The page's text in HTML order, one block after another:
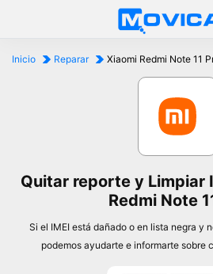
Inicio Reparar Xiaomi Redmi Note 11
Quitar reporte y Limpiar
Redmi Note
Si el IMEI está dañado o en lista negra y
podemos ayudarte e informarte sobre